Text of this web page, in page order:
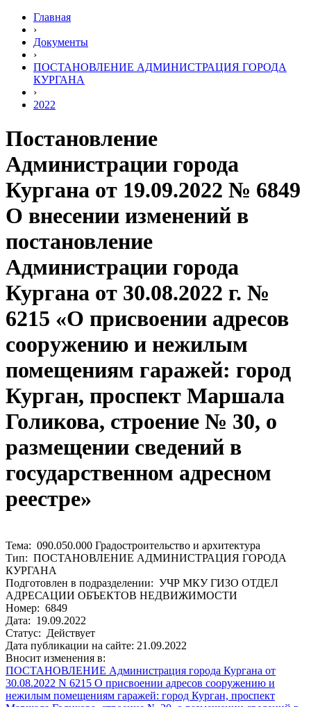
Главная
›
Документы
›
ПОСТАНОВЛЕНИЕ АДМИНИСТРАЦИЯ ГОРОДА
КУРГАНА
›
2022
Постановление
Администрации города
Кургана от 19.09.2022 № 6849
О внесении изменений в
постановление
Администрации города
Кургана от 30.08.2022 г. №
6215 «О присвоении адресов
сооружению и нежилым
помещениям гаражей: город
Курган, проспект Маршала
Голикова, строение № 30, о
размещении сведений в
государственном адресном
реестре»
Тема: 090.050.000 Градостроительство и архитектура
Тип: ПОСТАНОВЛЕНИЕ АДМИНИСТРАЦИЯ ГОРОДА
КУРГАНА
Подготовлен в подразделении: УЧР МКУ ГИЗО ОТДЕЛ
АДРЕСАЦИИ ОБЪЕКТОВ НЕДВИЖИМОСТИ
Номер: 6849
Дата: 19.09.2022
Статус: Действует
Дата публикации на сайте: 21.09.2022
Вносит изменения в:
ПОСТАНОВЛЕНИЕ Администрация города Кургана от
30.08.2022 N 6215 О присвоении адресов сооружению и
нежилым помещениям гаражей: город Курган, проспект